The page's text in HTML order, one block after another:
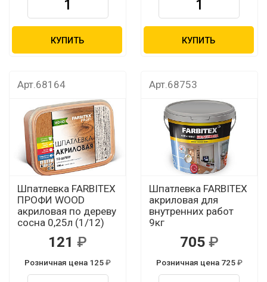
КУПИТЬ КУПИТЬ
Арт.68164
Шпатлевка FARBITEX
ПРОФИ WOOD
акриловая по дереву
сосна 0,25л (1/12)
121
Розничная цена 125
Арт.68753
Шпатлевка FARBITEX
акриловая для
внутренних работ
9кг
705
Розничная цена 725